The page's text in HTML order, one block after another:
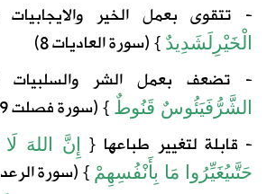
- تتقوىبعمل الخير والايجابيات
الْخَيْرِ لَشَدِيدٌ } (سورةالعاديات
- تضعف بعمل الشر والسلبيات
الشَّرُّ فَيَئُوسٌ قَنُوطٌ } (سورةفصلت
- قابلة لتغيير طباعها { إِنَّ اللهَ لَا
حَتَّىيُغَيِّرُوا مَا بِأَنْفُسِهِمْ } (سورةالرعد